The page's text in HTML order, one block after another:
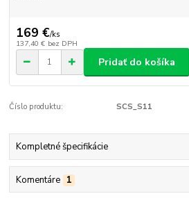
169 €/ks
137,40 € bez DPH
Pridať do košíka
Číslo produktu: SCS_S11
Kompletné špecifikácie
Komentáre 1